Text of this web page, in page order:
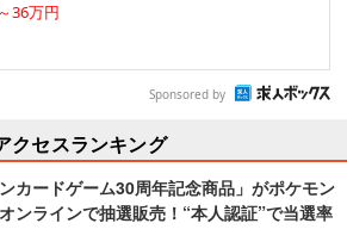
36万円
Sponsored by
クセスランキング
ンカードゲーム30周年記念商品」がポケモン
ンラインで抽選販売！“本人認証”で当選率